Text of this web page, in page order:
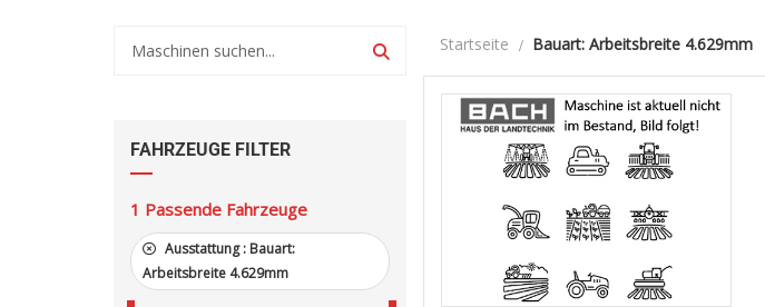
FAHRZEUGE FILTER
1 Passende Fahrzeuge
Ausstattung : Bauart:
Arbeitsbreite 4.629mm
Startseite Bauart: Arbeitsbreite 4.629mm